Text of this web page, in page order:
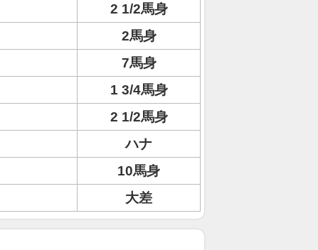
2 1/2馬身
2馬身
7馬身
1 3/4馬身
2 1/2馬身
ハナ
10馬身
大差